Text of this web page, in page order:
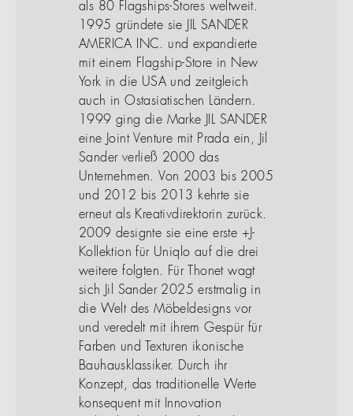
als 80 Flagships-Stores weltweit.
1995 gründete sie JIL SANDER
AMERICA INC. und expandierte
mit einem Flagship-Store in New
York in die USA und zeitgleich
auch in Ostasiatischen Ländern.
1999 ging die Marke JIL SANDER
eine Joint Venture mit Prada ein, Jil
Sander verließ 2000 das
Unternehmen. Von 2003 bis 2005
und 2012 bis 2013 kehrte sie
erneut als Kreativdirektorin zurück.
2009 designte sie eine erste +J-
Kollektion für Uniqlo auf die drei
weitere folgten. Für Thonet wagt
sich Jil Sander 2025 erstmalig in
die Welt des Möbeldesigns vor
und veredelt mit ihrem Gespür für
Farben und Texturen ikonische
Bauhausklassiker. Durch ihr
Konzept, das traditionelle Werte
konsequent mit Innovation